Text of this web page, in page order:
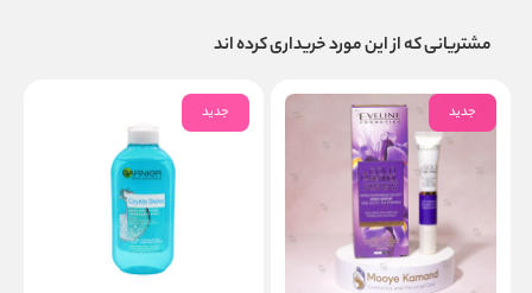
مشتریانی که از این مورد خریداری کرده اند
جدید جدید